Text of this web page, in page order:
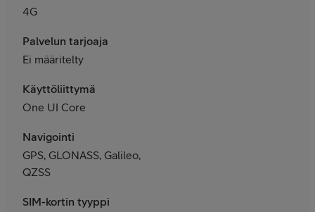
4G
Palvelun tarjoaja
Ei määritelty
Käyttöliittymä
One UI Core
Navigointi
GPS, GLONASS, Galileo,
QZSS
SIM-kortin tyyppi